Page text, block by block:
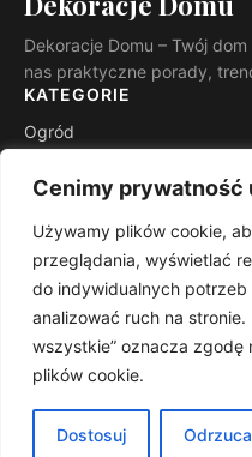
Cenimy
Używamy plików cookie,
przeglądania, wyświetlać
do indywidualnych
analizować ruch na
wszystkie” oznacza
plików cookie.
Dostosuj
Dekoracje Domu – Twój
nas praktyczne porady,
KATEGORIE
Ogród
INFORMACJE
Kontakt
Mapa witryny
Polityka prywatności
RSS